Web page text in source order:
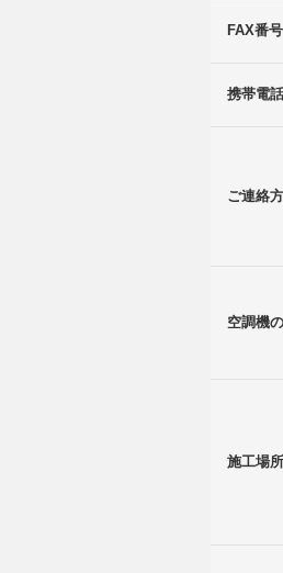
FAX番号
携帯電
ご連絡
空調機
施工場所